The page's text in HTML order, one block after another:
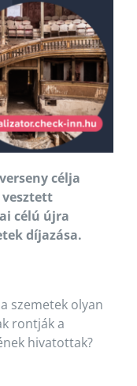
célja
célú újra
díjazása.
szemetek olyan
rontják a
hivatottak?